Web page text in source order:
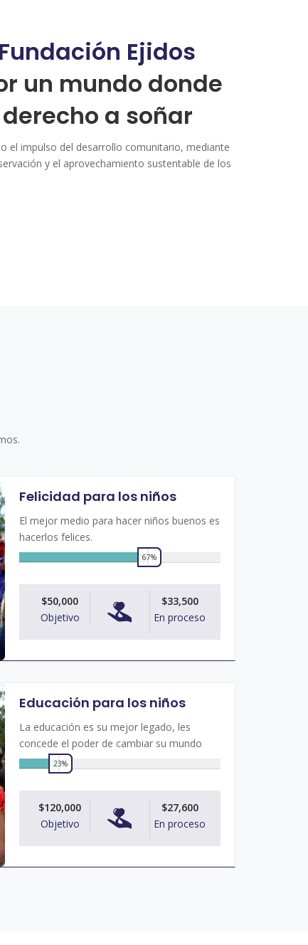
Fundación Ejidos
un mundo donde
a soñar
el impulso del desarrollo comunitario, mediante
y el aprovechamiento sustentable de los
Felicidad para los niños
El mejor medio para hacer niños buenos es
hacerlos felices.
0
67%
$50,000
Objetivo
$33,500
En proceso
Educación para los niños
La educación es su mejor legado, les
concede el poder de cambiar su mundo
0
23%
$120,000
Objetivo
$27,600
En proceso